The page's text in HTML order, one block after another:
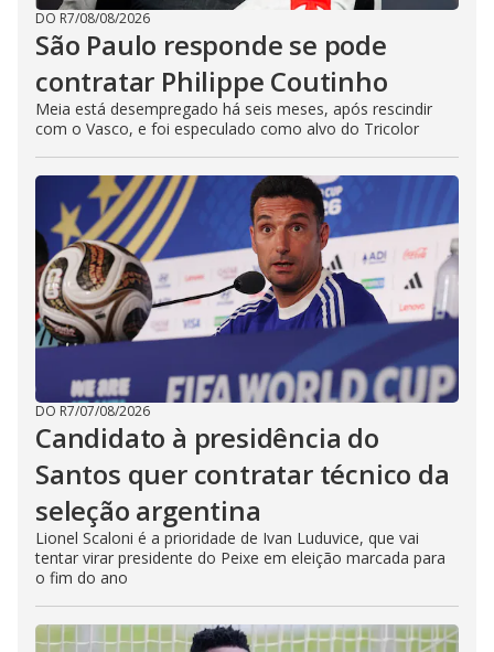
DO R7/08/08/2026
São Paulo responde se pode
contratar Philippe Coutinho
Meia está desempregado há seis meses, após rescindir
com o Vasco, e foi especulado como alvo do Tricolor
DO R7/07/08/2026
Candidato à presidência do
Santos quer contratar técnico da
seleção argentina
Lionel Scaloni é a prioridade de Ivan Luduvice, que vai
tentar virar presidente do Peixe em eleição marcada para
o fim do ano